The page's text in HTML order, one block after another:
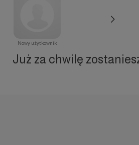
Nowy użytkownik
Już za chwilę